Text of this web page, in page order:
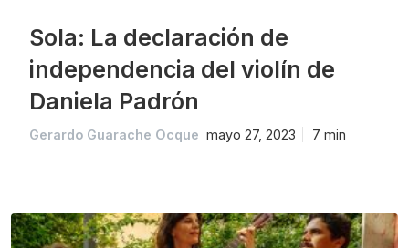
Sola: La declaración de
independencia del violín de
Daniela Padrón
Gerardo Guarache Ocque mayo 27, 2023 7 min